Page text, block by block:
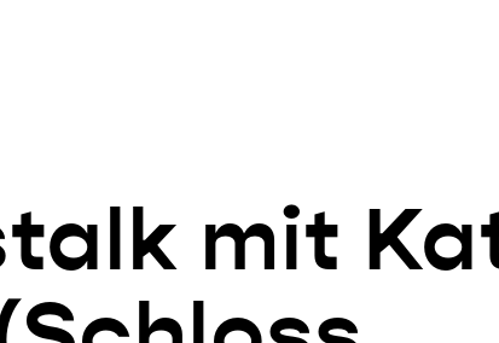
mit